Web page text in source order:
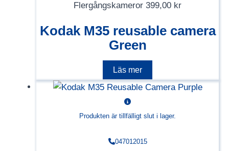
Flergångskameror 399,00 kr
Kodak M35 reusable camera
Green
Läs mer
Produkten är tillfälligt slut i lager.
047012015